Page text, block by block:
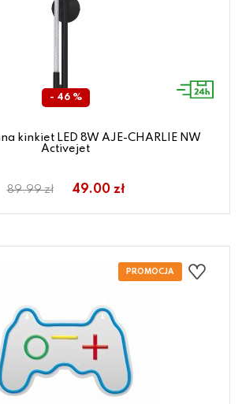
- 46 %
kinkiet LED 8W AJE-CHARLIE NW
Activejet
89.99 zł 49.00 zł